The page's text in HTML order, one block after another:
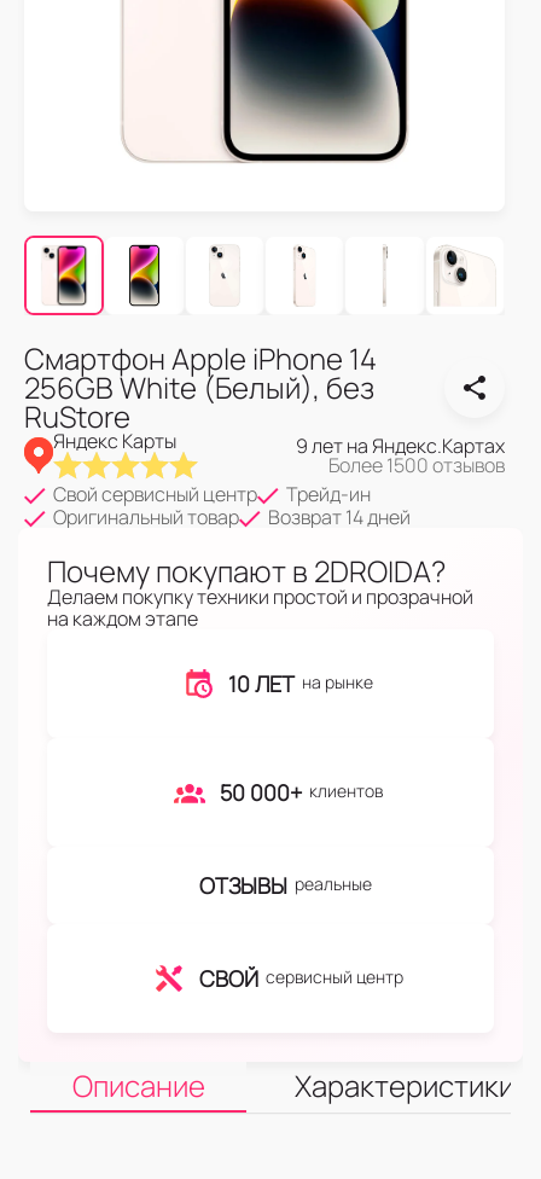
Смартфон Apple iPhone 14
256GB White (Белый), без
RuStore
Яндекс Карты 9 лет на Яндекс.Картах
Более 1500 отзывов
Свой сервисный центр
Трейд-ин
Оригинальный товар
Возврат 14 дней
Почему покупают в 2DROIDA?
Делаем покупку техники простой и прозрачной
на каждом этапе
10 ЛЕТ на рынке
50 000+ клиентов
ОТЗЫВЫ реальные
СВОЙ сервисный центр
Описание Характеристики